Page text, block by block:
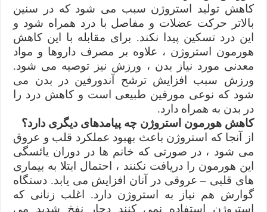
کاهش تولید استروژن سبب می شود که در سنین
بالاتر حرکت عضلات و مفاصل با درد همراه شود و
این درد تسکین پیدا نکند. برای مقابله با این کاهش
هورمون استروژن ، علاوه بر مصرف داروها و مواد
معدنی مورد نیاز بدن ، ورزش نیز توصیه می شود.
ورزش سبب افزایش ترشح آندورفین در بدن می
شود که نوعی مورفین طبیعی است و کاهش درد را
در بدن به همراه دارد.
کاهش هورمون استروژن چه پیامدهای دیگری دارد؟
از آنجا که استروژن باعث بهبود عملکرد قلب و عروق
می شود ، در صورتی که خانم ها در دوران یائسگی
این هورمون را دریافت نکنند ، احتمال ابتلا به بیماری
های قلبی – عروقی در آنان افزایش می یابد. دستگاه
گوارش هم نیاز به استروژن دارد. اغلب زنانی که
استروژن استفاده نمی کنند دچار نفخ شدید می